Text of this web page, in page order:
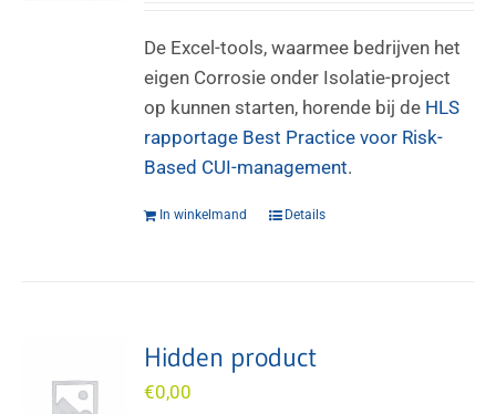
De Excel-tools, waarmee bedrijven het
eigen Corrosie onder Isolatie-project
op kunnen starten, horende bij de HLS
rapportage Best Practice voor Risk-
Based CUI-management.
In winkelmand Details
Hidden product
€0,00